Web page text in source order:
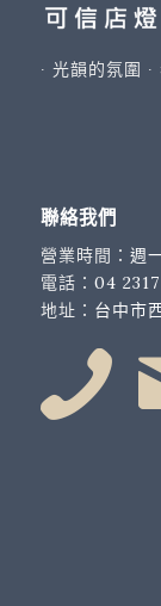
∙ 光韻的氛圍 ∙
聯絡我們
營業時間： 週
電話： 04
地址： 台中市